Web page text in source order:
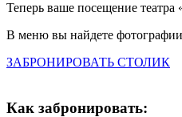
Теперь ваше посещение театра
В меню вы найдете
ЗАБРОНИРОВАТЬ СТОЛИК
Как забронировать: